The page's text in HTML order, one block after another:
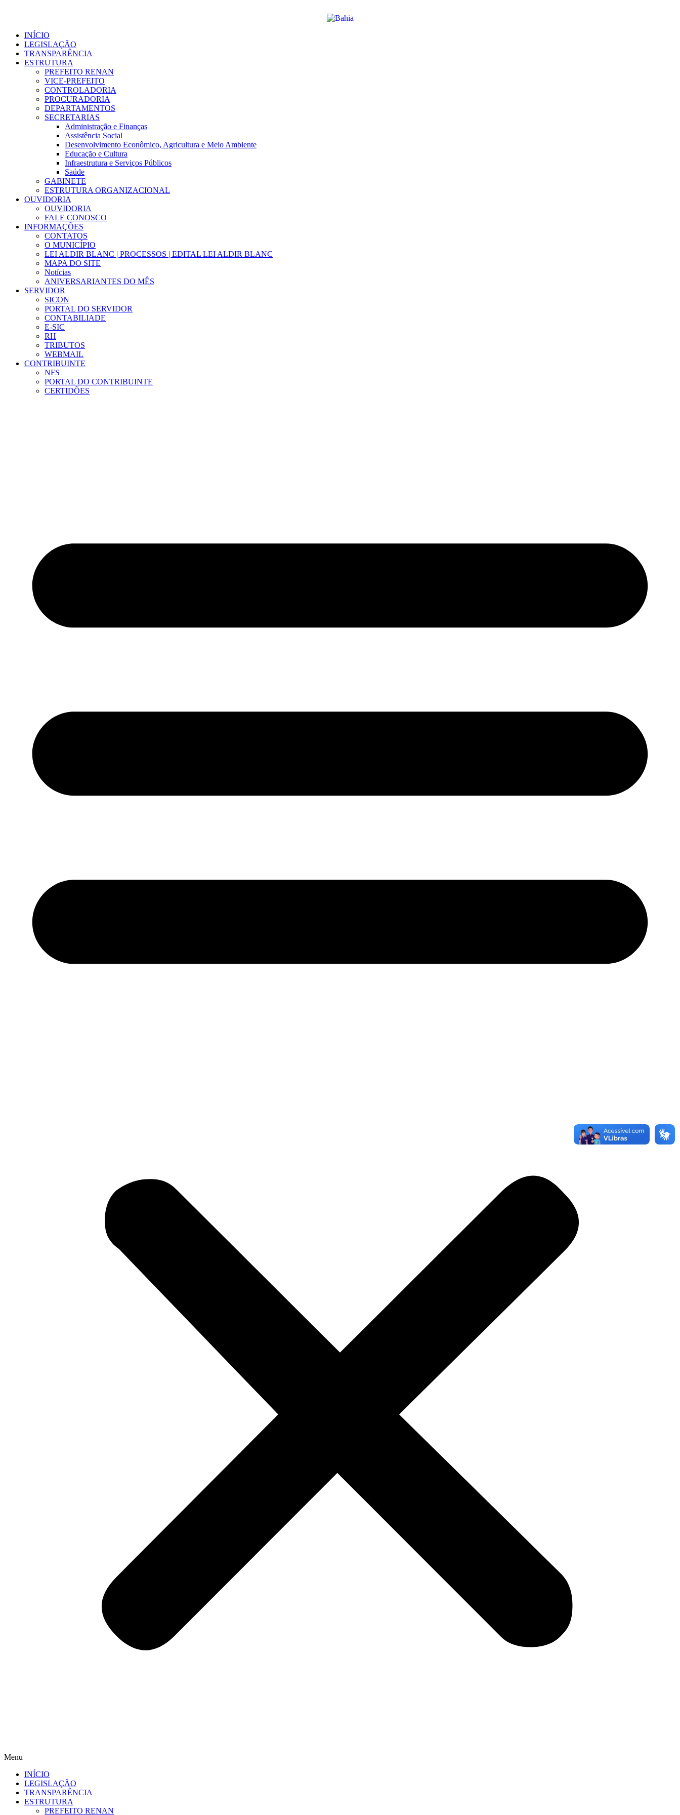
conteúdoINÍCIO
LEGISLAÇÃO
TRANSPARÊNCIA
ESTRUTURA
PREFEITO RENAN
VICE-PREFEITO
CONTROLADORIA
PROCURADORIA
DEPARTAMENTOS
SECRETARIAS
Administração e Finanças
Assistência Social
Desenvolvimento Econômico, Agricultura e Meio Ambiente
Educação e Cultura
Infraestrutura e Serviços Públicos
Saúde
GABINETE
ESTRUTURA ORGANIZACIONAL
OUVIDORIA
OUVIDORIA
FALE CONOSCO
INFORMAÇÕES
CONTATOS
O MUNICÍPIO
LEI ALDIR BLANC | PROCESSOS | EDITAL LEI ALDIR BLANC
MAPA DO SITE
Notícias
ANIVERSARIANTES DO MÊS
SERVIDOR
SICON
PORTAL DO SERVIDOR
CONTABILIADE
E-SIC
RH
TRIBUTOS
WEBMAIL
CONTRIBUINTE
NFS
PORTAL DO CONTRIBUINTE
CERTIDÕES
Menu
INÍCIO
LEGISLAÇÃO
TRANSPARÊNCIA
ESTRUTURA
PREFEITO RENAN